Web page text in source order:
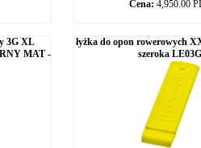
Cena: 4,950.00
3G XL
MAT -
łyżka do opon rowerowych
szeroka LE03G